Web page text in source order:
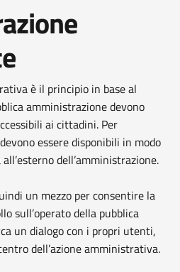
è il principio in base al
amministrazione devono
ai cittadini. Per
essere disponibili in modo
dell’amministrazione.
un mezzo per consentire la
sull’operato della pubblica
un dialogo con i propri utenti,
dell’azione amministrativa.